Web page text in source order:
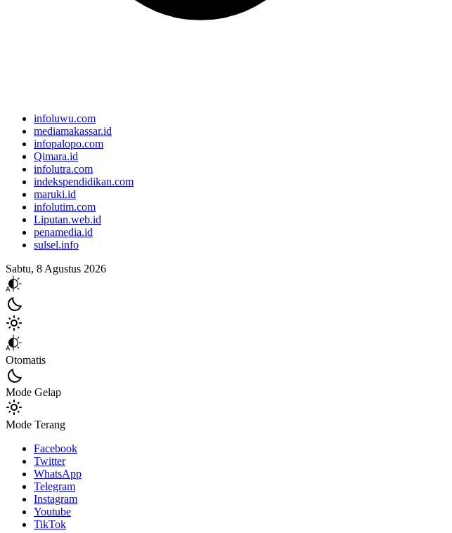
infoluwu.com
mediamakassar.id
infopalopo.com
Qimara.id
infolutra.com
indekspendidikan.com
maruki.id
infolutim.com
Liputan.web.id
penamedia.id
sulsel.info
Sabtu, 8 Agustus 2026
Otomatis
Mode Gelap
Mode Terang
Facebook
Twitter
WhatsApp
Telegram
Instagram
Youtube
TikTok